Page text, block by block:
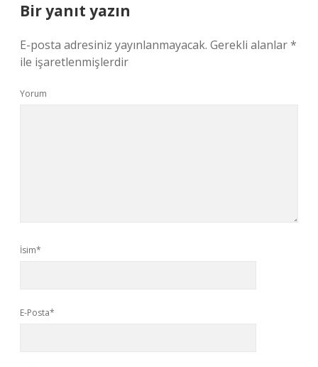
Bir yanıt yazın
E-posta adresiniz yayınlanmayacak. Gerekli alanlar*
ile işaretlenmişlerdir
Yorum
İsim*
E-Posta*